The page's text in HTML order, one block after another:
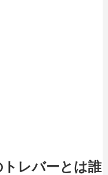
レバーとは誰